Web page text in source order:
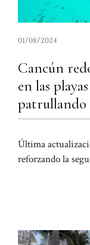
01/08/2024
Cancún
en las
patrullando
Última
reforzando la